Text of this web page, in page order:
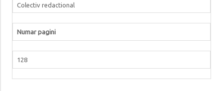
Colectiv redactional
Numar pagini
128